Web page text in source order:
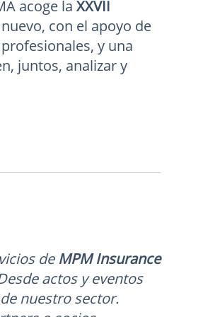
acoge la XXVII
con el apoyo de
y una
juntos, analizar y
de MPM Insurance
actos y eventos
nuestro sector.